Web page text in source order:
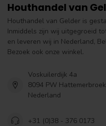
Houthandel van
Houthandel van Gelder is
Inmiddels zijn wij uitgegroeid
en leveren wij in Nederland,
Bezoek ook onze winkel.
Voskuilerdijk 4a
8094 PW Hattemerbroek
Nederland
+31 (0)38 - 376 0173